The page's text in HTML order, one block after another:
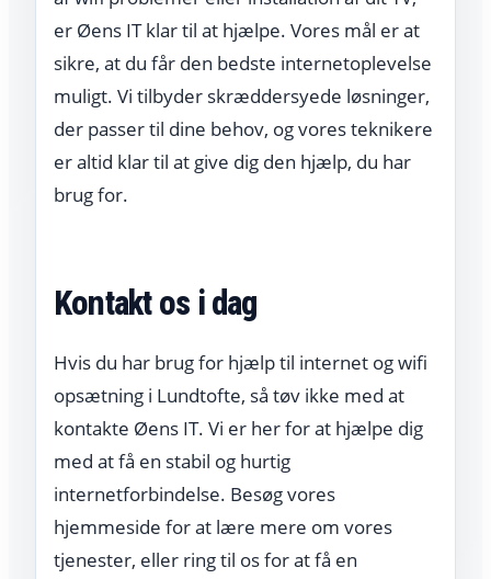
er Øens IT klar til at hjælpe. Vores mål er at
sikre, at du får den bedste internetoplevelse
muligt. Vi tilbyder skræddersyede løsninger,
der passer til dine behov, og vores teknikere
er altid klar til at give dig den hjælp, du har
brug for.
Kontakt os i dag
Hvis du har brug for hjælp til internet og wifi
opsætning i Lundtofte, så tøv ikke med at
kontakte Øens IT. Vi er her for at hjælpe dig
med at få en stabil og hurtig
internetforbindelse. Besøg vores
hjemmeside for at lære mere om vores
tjenester, eller ring til os for at få en